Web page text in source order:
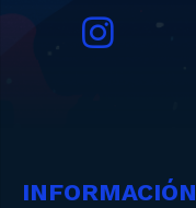
INFORMACIÓN